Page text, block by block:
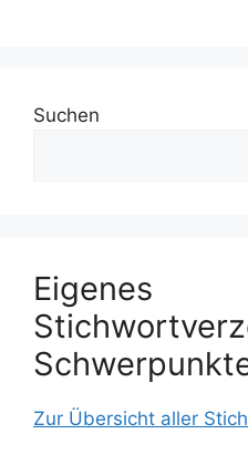
Suchen
Eigenes
Zur Übersicht aller